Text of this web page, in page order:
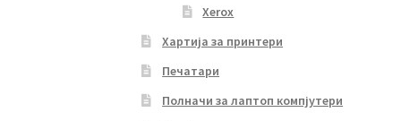
Xerox
Хартија за принтери
Печатари
Полначи за лаптоп компјутери